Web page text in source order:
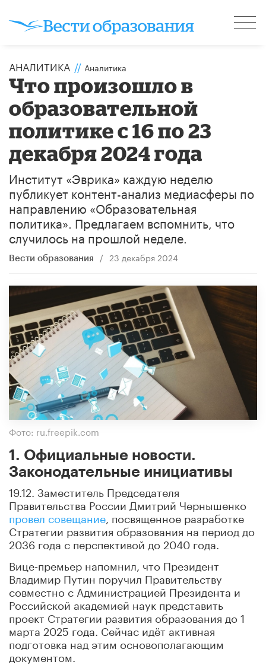
АНАЛИТИКА // Аналитика
Что произошло в
образовательной
политике с 16 по 23
декабря 2024 года
Институт «Эврика» каждую неделю
публикует контент-анализ медиасферы по
направлению «Образовательная
политика». Предлагаем вспомнить, что
случилось на прошлой неделе.
Вести образования / 23 декабря 2024
Фото: ru.freepik.com
1. Официальные новости.
Законодательные инициативы
19.12. Заместитель Председателя
Правительства России Дмитрий Чернышенко
провел совещание , посвященное разработке
Стратегии развития образования на период до
2036 года с перспективой до 2040 года.
Вице-премьер напомнил, что Президент
Владимир Путин поручил Правительству
совместно с Администрацией Президента и
Российской академией наук представить
проект Стратегии развития образования до 1
марта 2025 года. Сейчас идёт активная
подготовка над этим основополагающим
документом.